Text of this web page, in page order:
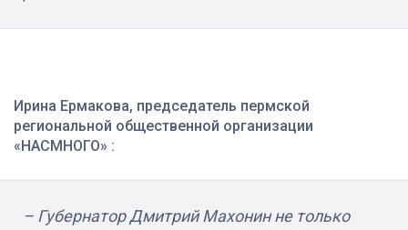
Ирина Ермакова, председатель пермской
региональной общественной организации
«НАСМНОГО» :
– Губернатор Дмитрий Махонин не только